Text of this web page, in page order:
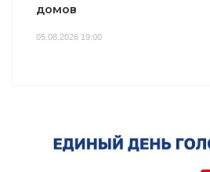
домов
05.08.2026 19:00